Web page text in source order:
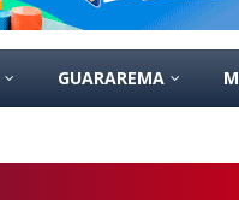
GUARAREMA